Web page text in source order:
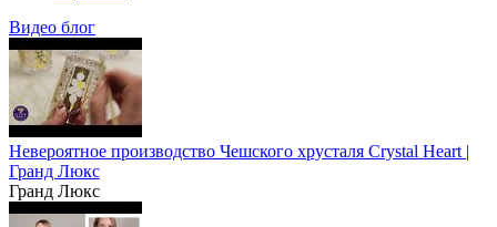
Видео блог
Невероятное производство Чешского хрусталя Crystal Heart |
Гранд Люкс
Гранд Люкс